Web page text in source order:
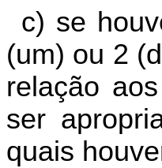
c) se
(um) ou 2
relação
ser
quais